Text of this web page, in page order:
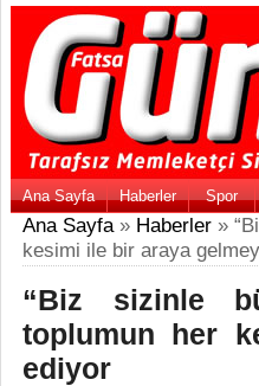
Ana Sayfa Haberler Spor
Ana Sayfa» Haberler »
kesimi ile bir araya
“Biz sizinle
toplumun her
ediyor